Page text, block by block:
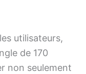
utilisateurs,
de 170
non seulement